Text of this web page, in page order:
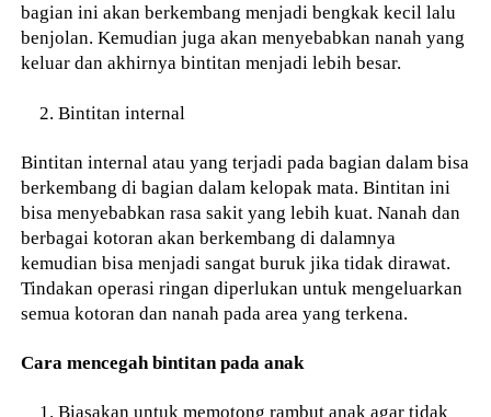
bagian ini akan berkembang menjadi bengkak kecil lalu
benjolan. Kemudian juga akan menyebabkan nanah yang
keluar dan akhirnya bintitan menjadi lebih besar.
Bintitan internal
Bintitan internal atau yang terjadi pada bagian dalam bisa
berkembang di bagian dalam kelopak mata. Bintitan ini
bisa menyebabkan rasa sakit yang lebih kuat. Nanah dan
berbagai kotoran akan berkembang di dalamnya
kemudian bisa menjadi sangat buruk jika tidak dirawat.
Tindakan operasi ringan diperlukan untuk mengeluarkan
semua kotoran dan nanah pada area yang terkena.
Cara mencegah bintitan pada anak
Biasakan untuk memotong rambut anak agar tidak